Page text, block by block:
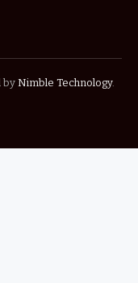
by Nimble Technology.